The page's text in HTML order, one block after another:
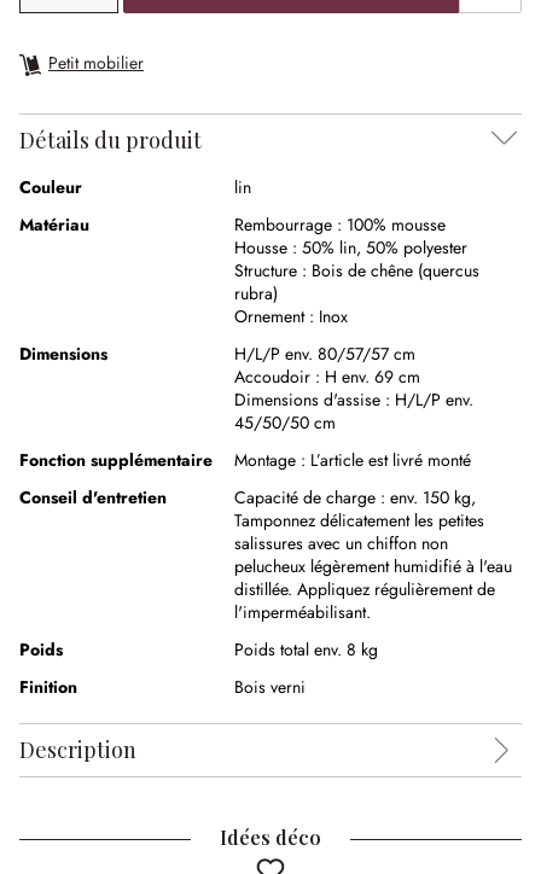
Petit mobilier
Détails du produit
Couleur
lin
Matériau
Rembourrage : 100% mousse
Housse : 50% lin, 50% polyester
Structure : Bois de chêne (quercus
rubra)
Ornement : Inox
Dimensions
H/L/P env. 80/57/57 cm
Accoudoir : H env. 69 cm
Dimensions d'assise : H/L/P env.
45/50/50 cm
Fonction supplémentaire
Montage : L’article est livré monté
Conseil d'entretien
Capacité de charge : env. 150 kg,
Tamponnez délicatement les petites
salissures avec un chiffon non
pelucheux légèrement humidifié à l'eau
distillée. Appliquez régulièrement de
l'imperméabilisant.
Poids
Poids total env. 8 kg
Finition
Bois verni
Description
Idées déco